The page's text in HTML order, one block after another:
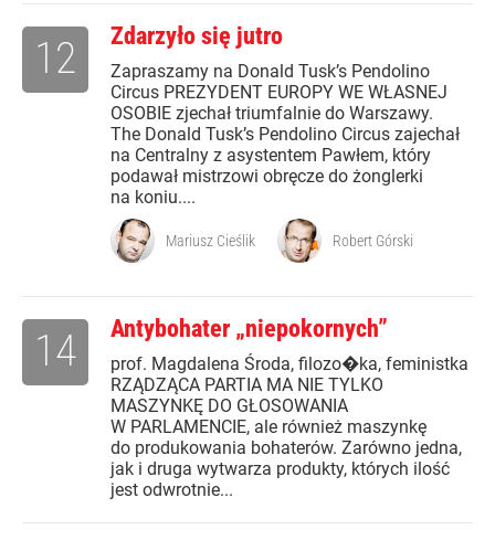
Zdarzyło się jutro
Zapraszamy na Donald Tusk’s Pendolino
Circus PREZYDENT EUROPY WE WŁASNEJ
OSOBIE zjechał triumfalnie do Warszawy.
The Donald Tusk’s Pendolino Circus zajechał
na Centralny z asystentem Pawłem, który
podawał mistrzowi obręcze do żonglerki
na koniu....
12
Mariusz Cieślik Robert Górski
Antybohater „niepokornych”
prof. Magdalena Środa, filozo�ka, feministka
RZĄDZĄCA PARTIA MA NIE TYLKO
MASZYNKĘ DO GŁOSOWANIA
W PARLAMENCIE, ale również maszynkę
do produkowania bohaterów. Zarówno jedna,
jak i druga wytwarza produkty, których ilość
jest odwrotnie...
14